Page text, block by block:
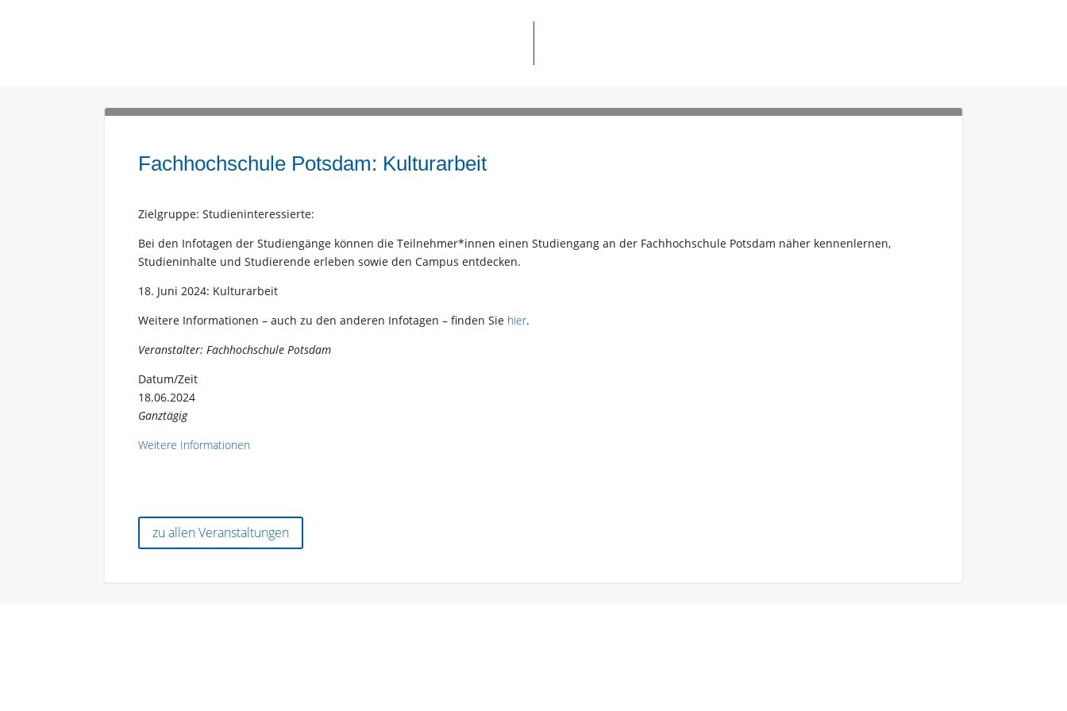
Fachhochschule Potsdam: Kulturarbeit
Zielgruppe: Studieninteressierte:
Bei den Infotagen der Studiengänge können die Teilnehmer*innen einen Studiengang an der Fachhochschule Potsdam näher kennenlernen,
Studieninhalte und Studierende erleben sowie den Campus entdecken.
18. Juni 2024: Kulturarbeit
Weitere Informationen – auch zu den anderen Infotagen – finden Sie hier.
Veranstalter: Fachhochschule Potsdam
Datum/Zeit
18.06.2024
Ganztägig
Weitere Informationen
zu allen Veranstaltungen